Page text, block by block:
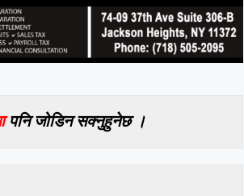
पनि जोडिन सक्नुहुनेछ ।